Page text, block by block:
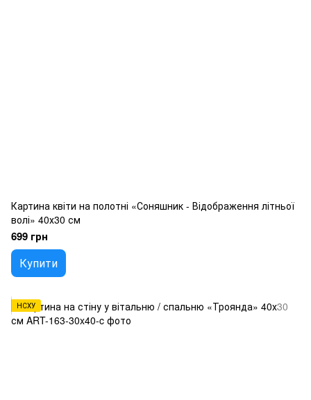
Картина квіти на полотні «Соняшник - Відображення літньої
волі» 40х30 см
699 грн
Купити
НСХУ